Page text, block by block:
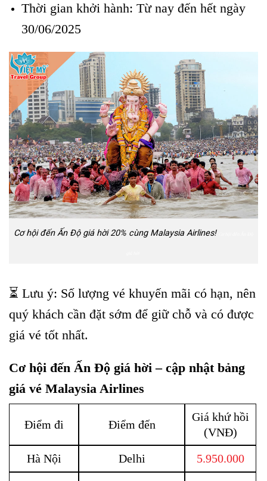
Thời gian khởi hành: Từ nay đến hết ngày
30/06/2025
Cơ hội đến Ấn Độ giá hời 20% cùng Malaysia Airlines!
⏳ Lưu ý: Số lượng vé khuyến mãi có hạn, nên
quý khách cần đặt sớm để giữ chỗ và có được
giá vé tốt nhất.
Cơ hội đến Ấn Độ giá hời – cập nhật bảng
giá vé Malaysia Airlines
Điểm đi Điểm đến
Giá khứ hồi
(VNĐ)
Hà Nội
Delhi 5.950.000